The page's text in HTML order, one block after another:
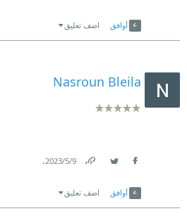
أوافق اضف تعليق
Nasroun Bleila
9‏/5‏/2023
.
أوافق اضف تعليق